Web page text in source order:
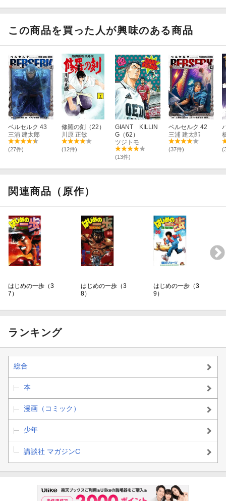
この商品を買った人が興味のある商品
ベルセルク 43
三浦 建太郎
(27件)
修羅の刻（22）
川原 正敏
(12件)
GIANT KILLIN
G（62）
ツジトモ
(13件)
ベルセルク 42
三浦 建太郎
(37件)
関連商品（原作）
はじめの一歩（3
7）
はじめの一歩（3
8）
はじめの一歩（3
9）
ランキング
総合
本
漫画（コミック）
少年
講談社 マガジンC